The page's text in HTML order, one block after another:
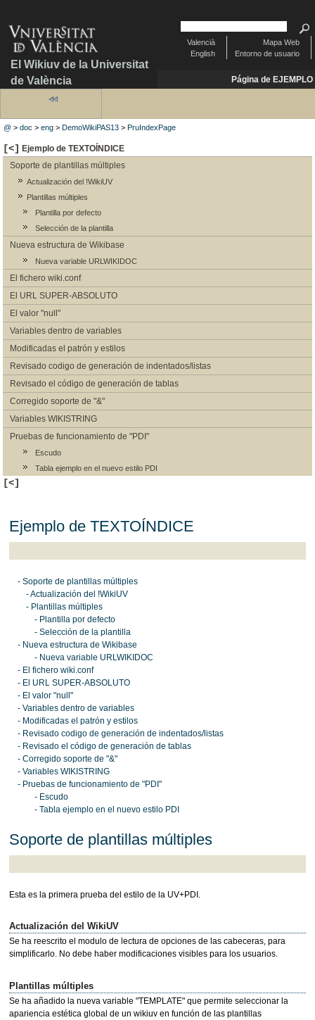
El Wikiuv de la Universitat
de València
Mapa Web
Entorno de usuario
Valencià
English
Página de EJEMPLO
@ >doc >eng >DemoWikiPAS13 >PruIndexPage
[<]
Ejemplo de TEXTOÍNDICE
Soporte de plantillas múltiples
Actualización del !WikiUV
Plantillas múltiples
Plantilla por defecto
Selección de la plantilla
Nueva estructura de Wikibase
Nueva variable URLWIKIDOC
El fichero wiki.conf
El URL SUPER-ABSOLUTO
El valor "null"
Variables dentro de variables
Modificadas el patrón y estilos
Revisado codigo de generación de indentados/listas
Revisado el código de generación de tablas
Corregido soporte de "&"
Variables WIKISTRING
Pruebas de funcionamiento de "PDI"
Escudo
Tabla ejemplo en el nuevo estilo PDI
[<]
Ejemplo de TEXTOÍNDICE
- Soporte de plantillas múltiples
- Actualización del !WikiUV
- Plantillas múltiples
- Plantilla por defecto
- Selección de la plantilla
- Nueva estructura de Wikibase
- Nueva variable URLWIKIDOC
- El fichero wiki.conf
- El URL SUPER-ABSOLUTO
- El valor "null"
- Variables dentro de variables
- Modificadas el patrón y estilos
- Revisado codigo de generación de indentados/listas
- Revisado el código de generación de tablas
- Corregido soporte de "&"
- Variables WIKISTRING
- Pruebas de funcionamiento de "PDI"
- Escudo
- Tabla ejemplo en el nuevo estilo PDI
Soporte de plantillas múltiples
Esta es la primera prueba del estilo de la UV+PDI.
Actualización del WikiUV
Se ha reescrito el modulo de lectura de opciones de las cabeceras, para
simplificarlo. No debe haber modificaciones visibles para los usuarios.
Plantillas múltiples
Se ha añadido la nueva variable "TEMPLATE" que permite seleccionar la
apariencia estética global de un wikiuv en función de las plantillas